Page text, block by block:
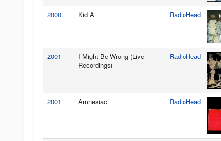
2000 Kid A RadioHead
2001
I Might Be Wrong (Live
Recordings)
RadioHead
2001 Amnesiac RadioHead